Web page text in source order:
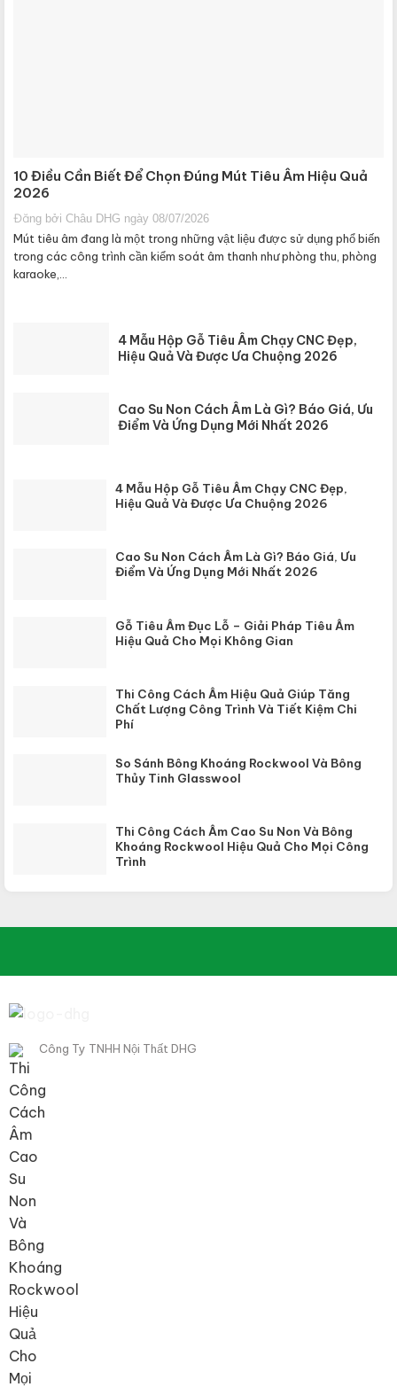
10 Điều Cần Biết Để Chọn Đúng Mút Tiêu Âm Hiệu Quả
2026
Đăng bởi Châu DHG ngày 08/07/2026
Mút tiêu âm đang là một trong những vật liệu được sử dụng phổ biến
trong các công trình cần kiểm soát âm thanh như phòng thu, phòng
karaoke,...
4 Mẫu Hộp Gỗ Tiêu Âm Chạy CNC Đẹp,
Hiệu Quả Và Được Ưa Chuộng 2026
Cao Su Non Cách Âm Là Gì? Báo Giá, Ưu
Điểm Và Ứng Dụng Mới Nhất 2026
4 Mẫu Hộp Gỗ Tiêu Âm Chạy CNC Đẹp,
Hiệu Quả Và Được Ưa Chuộng 2026
Cao Su Non Cách Âm Là Gì? Báo Giá, Ưu
Điểm Và Ứng Dụng Mới Nhất 2026
Gỗ Tiêu Âm Đục Lỗ – Giải Pháp Tiêu Âm
Hiệu Quả Cho Mọi Không Gian
Thi Công Cách Âm Hiệu Quả Giúp Tăng
Chất Lượng Công Trình Và Tiết Kiệm Chi
Phí
So Sánh Bông Khoáng Rockwool Và Bông
Thủy Tinh Glasswool
Thi Công Cách Âm Cao Su Non Và Bông
Khoáng Rockwool Hiệu Quả Cho Mọi Công
Trình
Công Ty TNHH Nội Thất DHG